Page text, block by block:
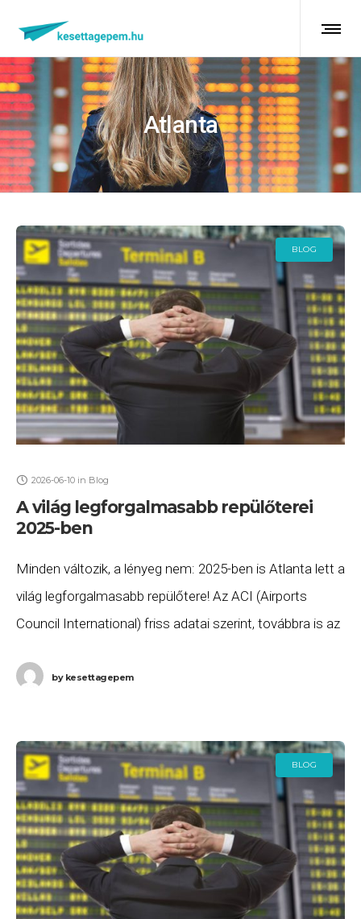
Atlanta
BLOG
2026-06-10 in Blog
A világ legforgalmasabb repülőterei
2025-ben
Minden változik, a lényeg nem: 2025-ben is Atlanta lett a
világ legforgalmasabb repülőtere! Az ACI (Airports
Council International) friss adatai szerint, továbbra is az
bykesettagepem
BLOG